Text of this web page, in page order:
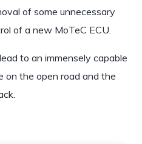
of some unnecessary
of a new MoTeC ECU.
to an immensely capable
on the open road and the